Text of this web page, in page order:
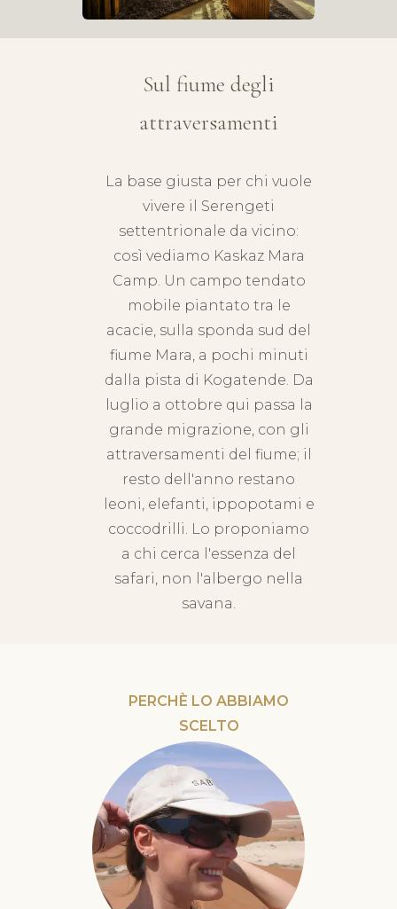
Sul fiume degli
attraversamenti
La base giusta per chi vuole
vivere il Serengeti
settentrionale da vicino:
così vediamo Kaskaz Mara
Camp. Un campo tendato
mobile piantato tra le
acacie, sulla sponda sud del
fiume Mara, a pochi minuti
dalla pista di Kogatende. Da
luglio a ottobre qui passa la
grande migrazione, con gli
attraversamenti del fiume; il
resto dell'anno restano
leoni, elefanti, ippopotami e
coccodrilli. Lo proponiamo
a chi cerca l'essenza del
safari, non l'albergo nella
savana.
PERCHÈ LO ABBIAMO
SCELTO